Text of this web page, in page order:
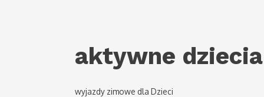
aktywne
wyjazdy zimowe dla Dzieci